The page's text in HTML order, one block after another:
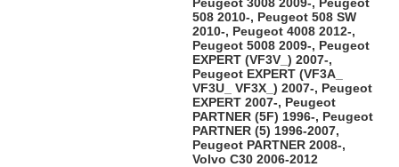
508 2010-, Peugeot 508 SW
2010-, Peugeot 4008 2012-,
Peugeot 5008 2009-, Peugeot
EXPERT (VF3V_) 2007-,
Peugeot EXPERT (VF3A_
VF3U_ VF3X_) 2007-, Peugeot
EXPERT 2007-, Peugeot
PARTNER (5F) 1996-, Peugeot
PARTNER (5) 1996-2007,
Peugeot PARTNER 2008-,
Volvo C30 2006-2012